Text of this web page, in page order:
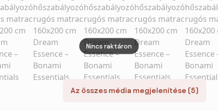
Az összes média megjelenítése (5)
Nincs raktáron